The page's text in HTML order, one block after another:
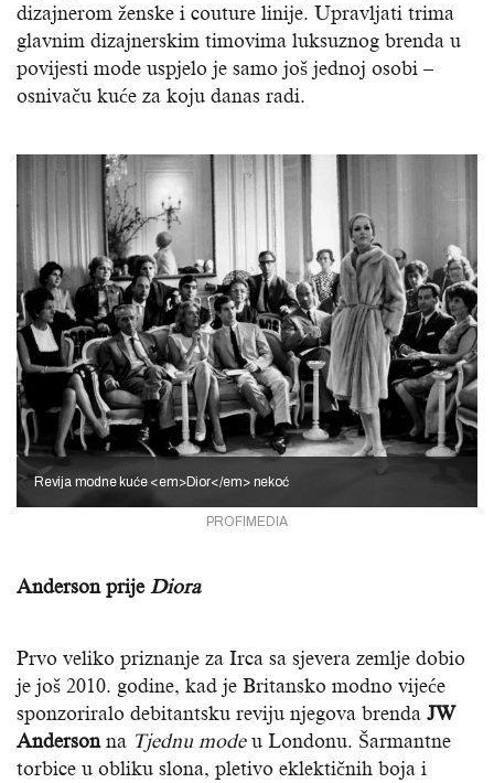
dizajnerom ženske i couture linije. Upravljati trima
glavnim dizajnerskim timovima luksuznog brenda u
povijesti mode uspjelo je samo još jednoj osobi –
osnivaču kuće za koju danas radi.
PROFIMEDIA
Revija modne kuće <em>Dior</em> nekoć
Anderson prije Diora
Prvo veliko priznanje za Irca sa sjevera zemlje dobio
je još 2010. godine, kad je Britansko modno vijeće
sponzoriralo debitantsku reviju njegova brenda JW
Andersonna Tjednu modeu Londonu. Šarmantne
torbice u obliku slona, pletivo eklektičnih boja i